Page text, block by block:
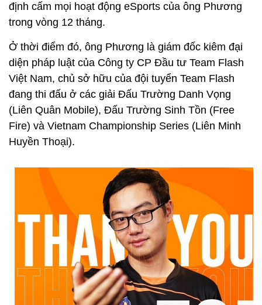
định cấm mọi hoạt động eSports của ông Phương
trong vòng 12 tháng.
Ở thời điểm đó, ông Phương là giám đốc kiêm đại
diện pháp luật của Công ty CP Đầu tư Team Flash
Việt Nam, chủ sở hữu của đội tuyển Team Flash
đang thi đấu ở các giải Đấu Trường Danh Vọng
(Liên Quân Mobile), Đấu Trường Sinh Tồn (Free
Fire) và Vietnam Championship Series (Liên Minh
Huyền Thoại).